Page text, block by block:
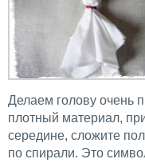
Делаем голову очень
плотный материал,
середине, сложите
по спирали. Это